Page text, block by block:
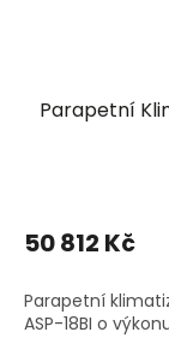
Parapetní
50 812 Kč
Parapetní
ASP-18BI o